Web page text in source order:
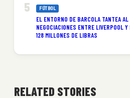
FÚTBOL
EL ENTORNO DE BARCOLA TANTEA
NEGOCIACIONES ENTRE LIVERPOOL
128 MILLONES DE LIBRAS
RELATED STORIES